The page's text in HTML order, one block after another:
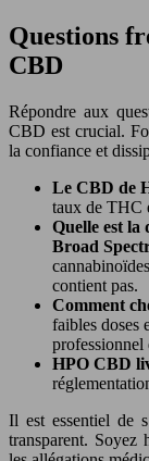
Questions
CBD
Répondre aux
CBD est crucial.
la confiance et
Le CBD de
taux de THC
Quelle est la
Broad
contient pas.
Comment
faibles doses
professionnel
HPO CBD
Il est essentiel de
transparent. Soyez